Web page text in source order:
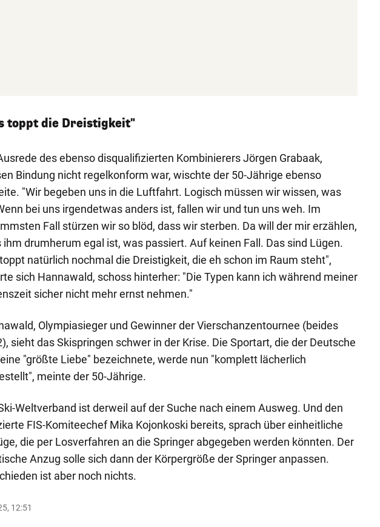
toppt die Dreistigkeit"
des ebenso disqualifizierten Kombinierers Jörgen Grabaak,
Bindung nicht regelkonform war, wischte der 50-Jährige ebenso
"Wir begeben uns in die Luftfahrt. Logisch müssen wir wissen, was
bei uns irgendetwas anders ist, fallen wir und tun uns weh. Im
Fall stürzen wir so blöd, dass wir sterben. Da will der mir erzählen,
ihm drumherum egal ist, was passiert. Auf keinen Fall. Das sind Lügen.
natürlich nochmal die Dreistigkeit, die eh schon im Raum steht",
sich Hannawald, schoss hinterher: "Die Typen kann ich während meiner
sicher nicht mehr ernst nehmen."
Olympiasieger und Gewinner der Vierschanzentournee (beides
sieht das Skispringen schwer in der Krise. Die Sportart, die der Deutsche
"größte Liebe" bezeichnete, werde nun "komplett lächerlich
meinte der 50-Jährige.
Weltverband ist derweil auf der Suche nach einem Ausweg. Und den
FIS-Komiteechef Mika Kojonkoski bereits, sprach über einheitliche
die per Losverfahren an die Springer abgegeben werden könnten. Der
Anzug solle sich dann der Körpergröße der Springer anpassen.
ist aber noch nichts.
12:51